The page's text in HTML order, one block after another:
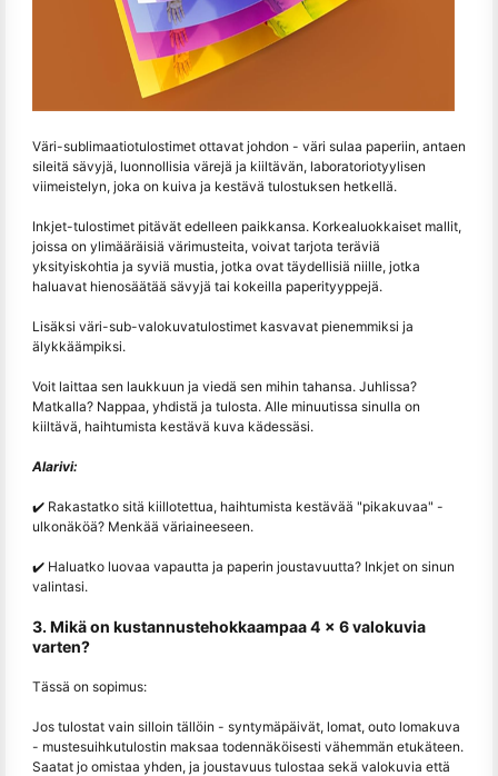
Väri-sublimaatiotulostimet ottavat johdon - väri sulaa paperiin, antaen
sileitä sävyjä, luonnollisia värejä ja kiiltävän, laboratoriotyylisen
viimeistelyn, joka on kuiva ja kestävä tulostuksen hetkellä.
Inkjet-tulostimet pitävät edelleen paikkansa. Korkealuokkaiset mallit,
joissa on ylimääräisiä värimusteita, voivat tarjota teräviä
yksityiskohtia ja syviä mustia, jotka ovat täydellisiä niille, jotka
haluavat hienosäätää sävyjä tai kokeilla paperityyppejä.
Lisäksi väri-sub-valokuvatulostimet kasvavat pienemmiksi ja
älykkäämpiksi.
Voit laittaa sen laukkuun ja viedä sen mihin tahansa. Juhlissa?
Matkalla? Nappaa, yhdistä ja tulosta. Alle minuutissa sinulla on
kiiltävä, haihtumista kestävä kuva kädessäsi.
Alarivi:
✔️ Rakastatko sitä kiillotettua, haihtumista kestävää "pikakuvaa" -
ulkonäköä? Menkää väriaineeseen.
✔️ Haluatko luovaa vapautta ja paperin joustavuutta? Inkjet on sinun
valintasi.
3. Mikä on kustannustehokkaampaa 4 × 6 valokuvia
varten?
Tässä on sopimus:
Jos tulostat vain silloin tällöin - syntymäpäivät, lomat, outo lomakuva
- mustesuihkutulostin maksaa todennäköisesti vähemmän etukäteen.
Saatat jo omistaa yhden, ja joustavuus tulostaa sekä valokuvia että